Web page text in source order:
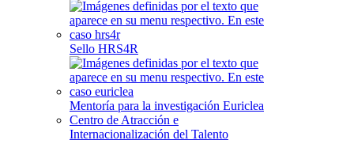
Sello HRS4R
Mentoría para la investigación Euriclea
Centro de Atracción e
Internacionalización del Talento